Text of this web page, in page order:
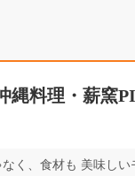
料理・薪窯
く、食材も 美味し